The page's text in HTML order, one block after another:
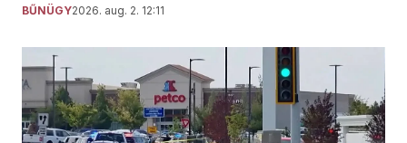
BŰNÜGY2026. aug. 2. 12:11